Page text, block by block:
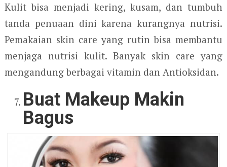
Kulit bisa menjadi kering, kusam, dan tumbuh
tanda penuaan dini karena kurangnya nutrisi.
Pemakaian skin care yang rutin bisa membantu
menjaga nutrisi kulit. Banyak skin care yang
mengandung berbagai vitamin dan Antioksidan.
Buat Makeup Makin
Bagus